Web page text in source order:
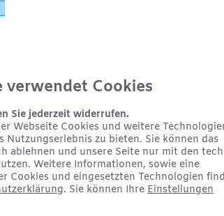
PHÖNIX –
punktet
Design
verwendet Cookies
Sie jederzeit widerrufen.
Webseite Cookies und weitere
Nutzungserlebnis zu bieten. Sie können das
ablehnen und unsere Seite nur mit den
Weitere Informationen, sowie eine
Cookies und eingesetzten Technologien
. Sie können Ihre Einstellungen